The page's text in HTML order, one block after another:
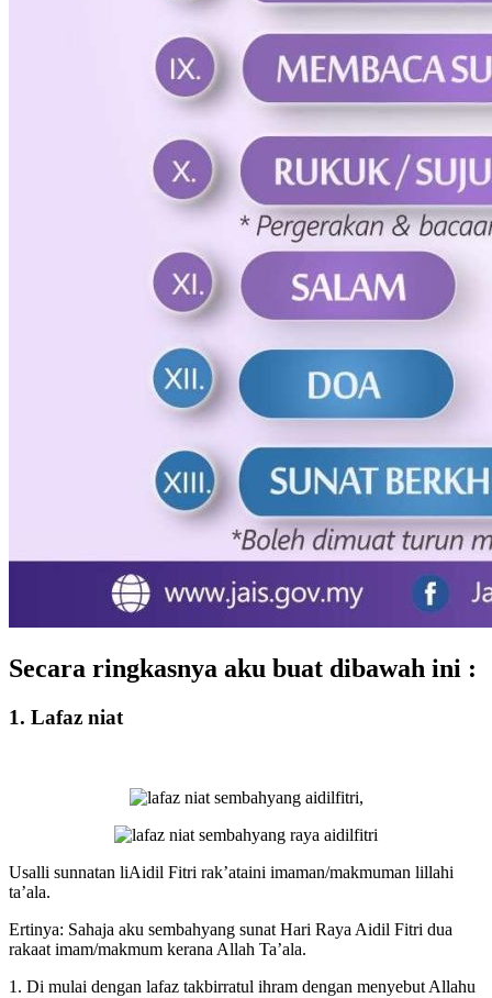
Secara ringkasnya aku buat dibawah ini :
1. Lafaz niat
Usalli sunnatan liAidil Fitri rak’ataini imaman/makmuman lillahi
ta’ala.
Ertinya: Sahaja aku sembahyang sunat Hari Raya Aidil Fitri dua
rakaat imam/makmum kerana Allah Ta’ala.
1. Di mulai dengan lafaz takbirratul ihram dengan menyebut Allahu